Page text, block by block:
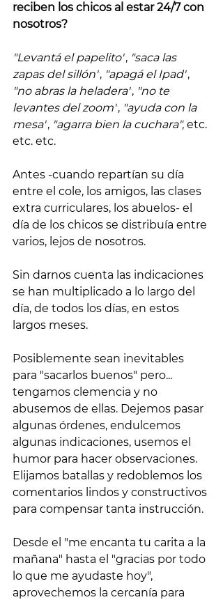
reciben los chicos al estar 24/7 con
nosotros?
"Levantá el papelito", "saca las
zapas del sillón", "apagá el Ipad",
"no abras la heladera", "no te
levantes del zoom", "ayuda con la
mesa", "agarra bien la cuchara", etc.
etc. etc.
Antes -cuando repartían su día
entre el cole, los amigos, las clases
extra curriculares, los abuelos- el
día de los chicos se distribuía entre
varios, lejos de nosotros.
Sin darnos cuenta las indicaciones
se han multiplicado a lo largo del
día, de todos los días, en estos
largos meses.
Posiblemente sean inevitables
para "sacarlos buenos" pero...
tengamos clemencia y no
abusemos de ellas. Dejemos pasar
algunas órdenes, endulcemos
algunas indicaciones, usemos el
humor para hacer observaciones.
Elijamos batallas y redoblemos los
comentarios lindos y constructivos
para compensar tanta instrucción.
Desde el "me encanta tu carita a la
mañana" hasta el "gracias por todo
lo que me ayudaste hoy",
aprovechemos la cercanía para